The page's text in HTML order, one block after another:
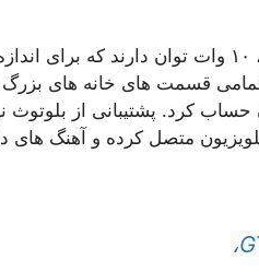
قسمت های خانه های
کرد. پشتیبانی از بلوتوث
متصل کرده و آهنگ های